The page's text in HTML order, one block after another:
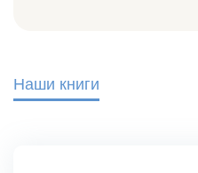
Наши книги